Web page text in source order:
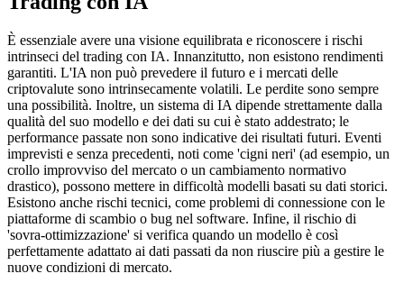
È essenziale avere una visione equilibrata e riconoscere i rischi
intrinseci del trading con IA. Innanzitutto, non esistono rendimenti
garantiti. L'IA non può prevedere il futuro e i mercati delle
criptovalute sono intrinsecamente volatili. Le perdite sono sempre
una possibilità. Inoltre, un sistema di IA dipende strettamente dalla
qualità del suo modello e dei dati su cui è stato addestrato; le
performance passate non sono indicative dei risultati futuri. Eventi
imprevisti e senza precedenti, noti come 'cigni neri' (ad esempio, un
crollo improvviso del mercato o un cambiamento normativo
drastico), possono mettere in difficoltà modelli basati su dati storici.
Esistono anche rischi tecnici, come problemi di connessione con le
piattaforme di scambio o bug nel software. Infine, il rischio di
'sovra-ottimizzazione' si verifica quando un modello è così
perfettamente adattato ai dati passati da non riuscire più a gestire le
nuove condizioni di mercato.